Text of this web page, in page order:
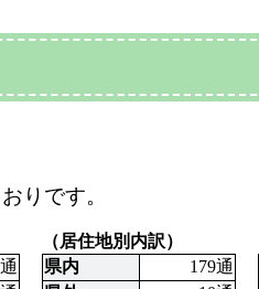
りです。
（居住地別内訳）
県内
179通